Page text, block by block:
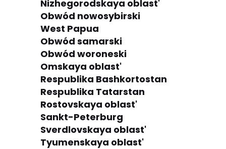
Nizhegorodskaya oblast'
Obwód nowosybirski
West Papua
Obwód samarski
Obwód woroneski
Omskaya oblast'
Respublika Bashkortostan
Respublika Tatarstan
Rostovskaya oblast'
Sankt-Peterburg
Sverdlovskaya oblast'
Tyumenskaya oblast'